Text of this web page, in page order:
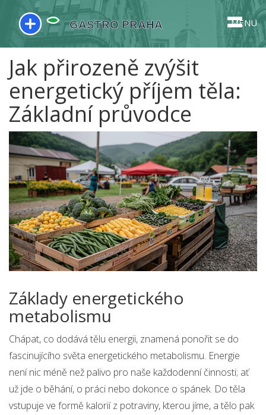
MENU
Jak přirozeně zvýšit
energetický příjem těla:
Základní průvodce
Základy energetického
metabolismu
Chápat, co dodává tělu energii, znamená ponořit se do
fascinujícího světa energetického metabolismu. Energie
není nic méně než palivo pro naše každodenní činnosti; ať
už jde o běhání, o práci nebo dokonce o spánek. Do těla
vstupuje ve formě kalorií z potraviny, kterou jíme, a tělo pak